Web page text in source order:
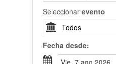
Seleccionar evento
Fecha desde:
vie, 7 ago 2026